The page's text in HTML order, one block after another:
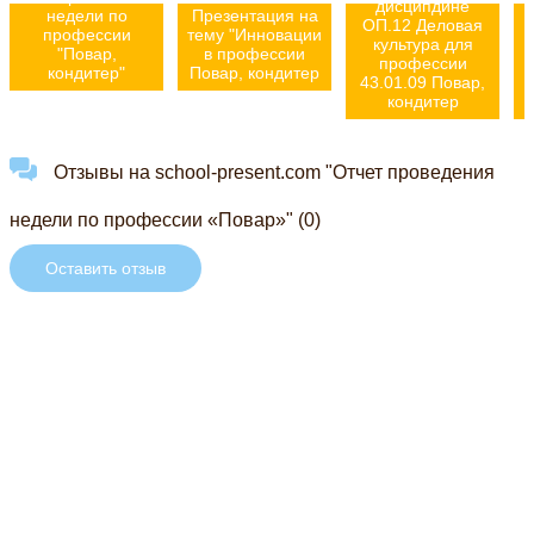
недели по
профессии
"Повар,
кондитер"
Презентация на
тему "Инновации
в профессии
Повар, кондитер
дисципдине
ОП.12 Деловая
культура для
профессии
43.01.09 Повар,
кондитер
Отзывы на school-present.com "Отчет проведения
недели по профессии «Повар»" (0)
Оставить отзыв